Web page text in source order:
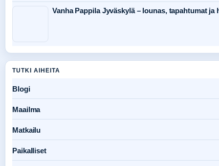
Vanha Pappila Jyväskylä – lounas, tapahtumat ja
TUTKI AIHEITA
Blogi
Maailma
Matkailu
Paikalliset